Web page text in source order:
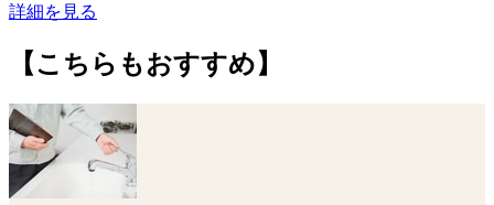
詳細を見る
【こちらもおすすめ】